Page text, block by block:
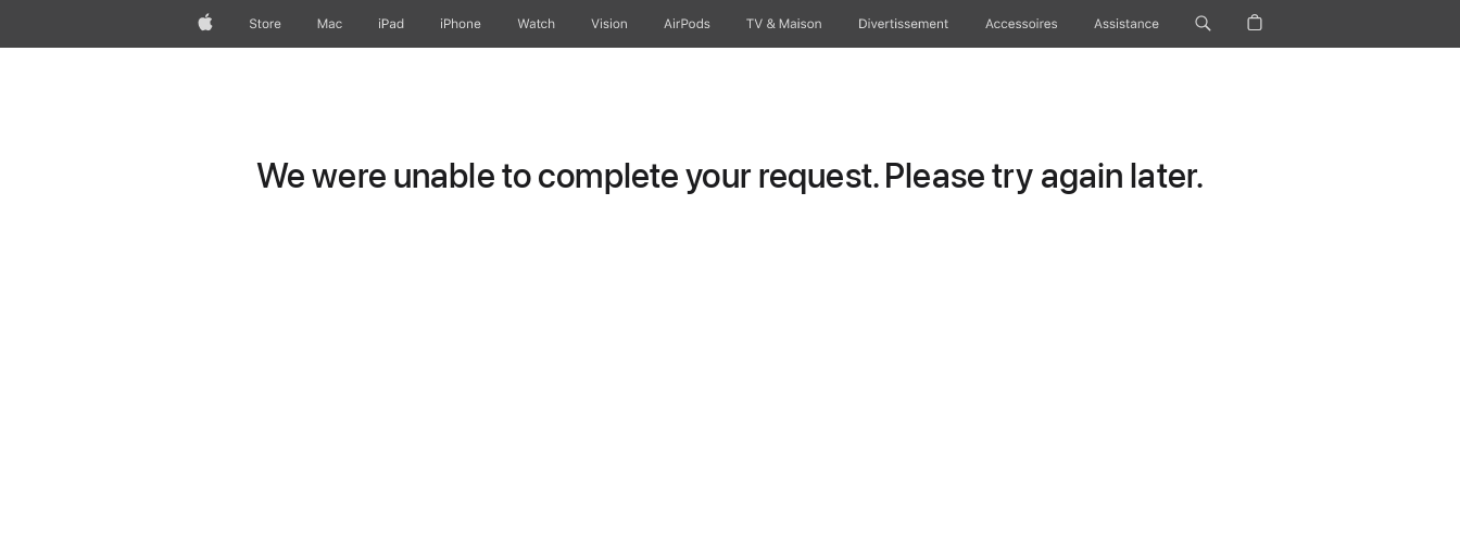
AppleStore Mac iPad iPhone Watch Vision AirPods TV & Maison Divertissements Accessoires Assistance
We were unable to complete your request. Please try again later.